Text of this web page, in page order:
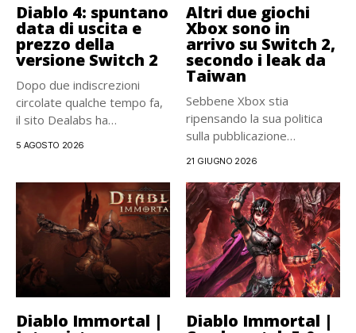
Diablo 4: spuntano
data di uscita e
prezzo della
versione Switch 2
Dopo due indiscrezioni
circolate qualche tempo fa,
il sito Dealabs ha
5 AGOSTO 2026
Altri due giochi
Xbox sono in
arrivo su Switch 2,
secondo i leak da
Taiwan
Sebbene Xbox stia
ripensando la sua politica
sulla pubblicazione
21 GIUGNO 2026
Diablo Immortal | Diablo Immortal |